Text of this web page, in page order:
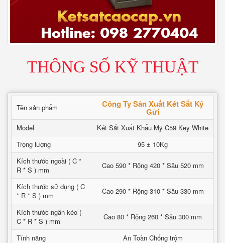
THÔNG SỐ KỸ THUẬT
Tên sản phẩm Công Ty Sản Xuất Két Sắt Ký
Gửi
Model
Két Sắt Xuất Khẩu Mỹ C59 Key White
Trọng lượng
95 ± 10Kg
Kích thước ngoài ( C *
R * S ) mm
Cao 590 * Rộng 420 * Sâu 520 mm
Kích thước sử dụng ( C
* R * S ) mm
Cao 290 * Rộng 310 * Sâu 330 mm
Kích thước ngăn kéo (
C * R * S ) mm
Cao 80 * Rộng 260 * Sâu 300 mm
Tính năng
An Toàn Chống trộm